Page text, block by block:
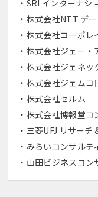
SRI インターナシ
株式会社NTT デ
株式会社コーポレ
株式会社ジェー・
株式会社ジェネッ
株式会社ジェムコ
株式会社セルム
株式会社博報堂コ
三菱UFJ リサーチ
みらいコンサルテ
山田ビジネスコン